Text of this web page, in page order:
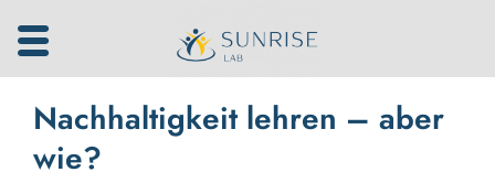
Inhalt
Nachhaltigkeit lehren – aber
wie?